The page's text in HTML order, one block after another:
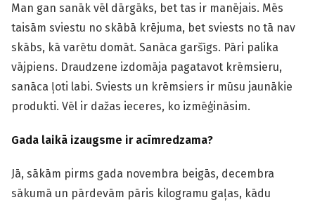
Man gan sanāk vēl dārgāks, bet tas ir manējais. Mēs
taisām sviestu no skābā krējuma, bet sviests no tā nav
skābs, kā varētu domāt. Sanāca garšīgs. Pāri palika
vājpiens. Draudzene izdomāja pagatavot krēmsieru,
sanāca ļoti labi. Sviests un krēmsiers ir mūsu jaunākie
produkti. Vēl ir dažas ieceres, ko izmēģināsim.
Gada laikā izaugsme ir acīmredzama?
Jā, sākām pirms gada novembra beigās, decembra
sākumā un pārdevām pāris kilogramu gaļas, kādu